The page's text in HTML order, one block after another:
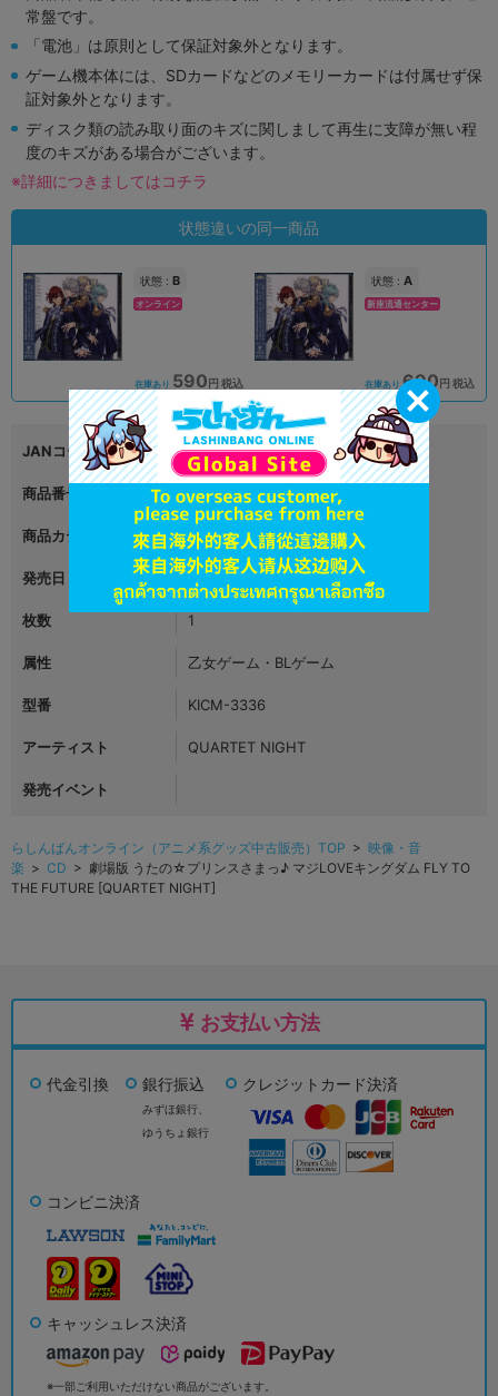
常盤です。
「電池」は原則として保証対象外となります。
ゲーム機本体には、SDカードなどのメモリーカードは付属せず保
証対象外となります。
ディスク類の読み取り面のキズに関しまして再生に支障が無い程
度のキズがある場合がございます。
※詳細につきましてはコチラ
状態違いの同一商品
状態 : B
オンライン
在庫あり 590円 税込
状態 : A
新座流通センター
在庫あり 690円 税込
JANコード 4988003518196
商品番号 L02729822
商品カテゴリ 映像・音楽
発売日 2018年08月01日
枚数 1
属性 乙女ゲーム・BLゲーム
型番 KICM-3336
アーティスト QUARTET NIGHT
発売イベント
らしんばんオンライン（アニメ系グッズ中古販売）TOP > 映像・音
楽 > CD > 劇場版 うたの☆プリンスさまっ♪ マジLOVEキングダム FLY TO
THE FUTURE [QUARTET NIGHT]
お支払い方法
代金引換 銀行振込
みずほ銀行、
ゆうちょ銀行
クレジットカード決済
コンビニ決済
キャッシュレス決済
※一部ご利用いただけない商品がございます。